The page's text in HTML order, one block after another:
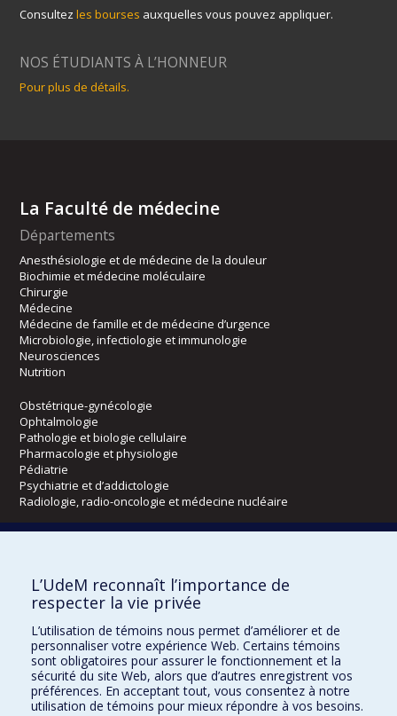
Consultezles bourses auxquelles vous pouvez appliquer.
NOS ÉTUDIANTS À L’HONNEUR
Pour plus de détails.
La Faculté de médecine
Départements
Anesthésiologie et de médecine de la douleur
Biochimie et médecine moléculaire
Chirurgie
Médecine
Médecine de famille et de médecine d’urgence
Microbiologie, infectiologie et immunologie
Neurosciences
Nutrition
Obstétrique-gynécologie
Ophtalmologie
Pathologie et biologie cellulaire
Pharmacologie et physiologie
Pédiatrie
Psychiatrie et d’addictologie
Radiologie, radio-oncologie et médecine nucléaire
Kinésiologie et des sciences de l’activité physique
Orthophonie et audiologie
Directions
DPC
CPASS
L’UdeM reconnaît l’importance de
respecter la vie privée
L’utilisation de témoins nous permet d’améliorer et de
personnaliser votre expérience Web. Certains témoins
sont obligatoires pour assurer le fonctionnement et la
sécurité du site Web, alors que d’autres enregistrent vos
préférences. En acceptant tout, vous consentez à notre
utilisation de témoins pour mieux répondre à vos besoins.